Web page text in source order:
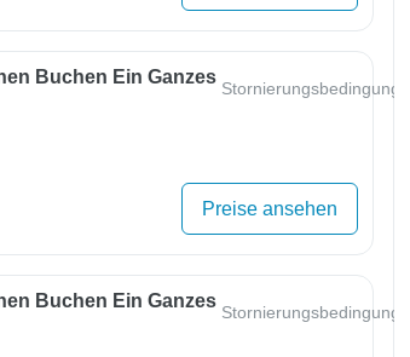
Buchen Ein Ganzes
Stornierungsbedingungen
Preise ansehen
Buchen Ein Ganzes
Stornierungsbedingungen